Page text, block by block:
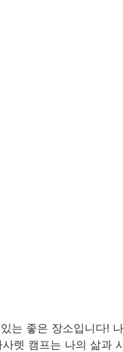
는 좋은 장소입니다!
렛 캠프는 나의 삶과